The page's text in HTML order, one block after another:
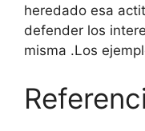
heredado esa
defender los
misma .Los